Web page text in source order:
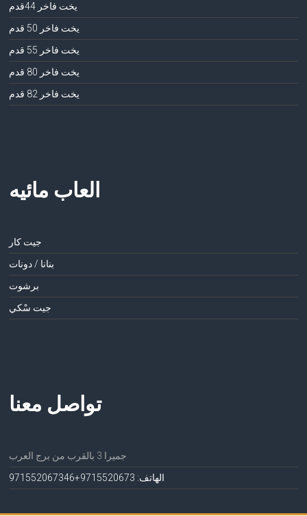
يخت فاخر 44قدم
يخت فاخر 50 قدم
يخت فاخر 55 قدم
يخت فاخر 80 قدم
يخت فاخر 82 قدم
العاب مائيه
جيت كار
بنانا / دونات
برشوت
جيت سْكي
تواصل معنا
جميرا 3 بالقرب من برج العرب
الهاتف: 971552067 3+971552067346